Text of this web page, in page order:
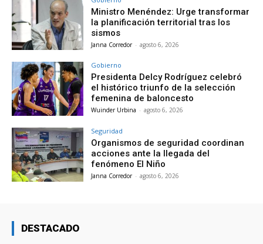
Ministro Menéndez: Urge transformar
la planificación territorial tras los
sismos
Janna Corredor - agosto 6, 2026
Gobierno
Presidenta Delcy Rodríguez celebró
el histórico triunfo de la selección
femenina de baloncesto
Wuinder Urbina - agosto 6, 2026
Seguridad
Organismos de seguridad coordinan
acciones ante la llegada del
fenómeno El Niño
Janna Corredor - agosto 6, 2026
DESTACADO